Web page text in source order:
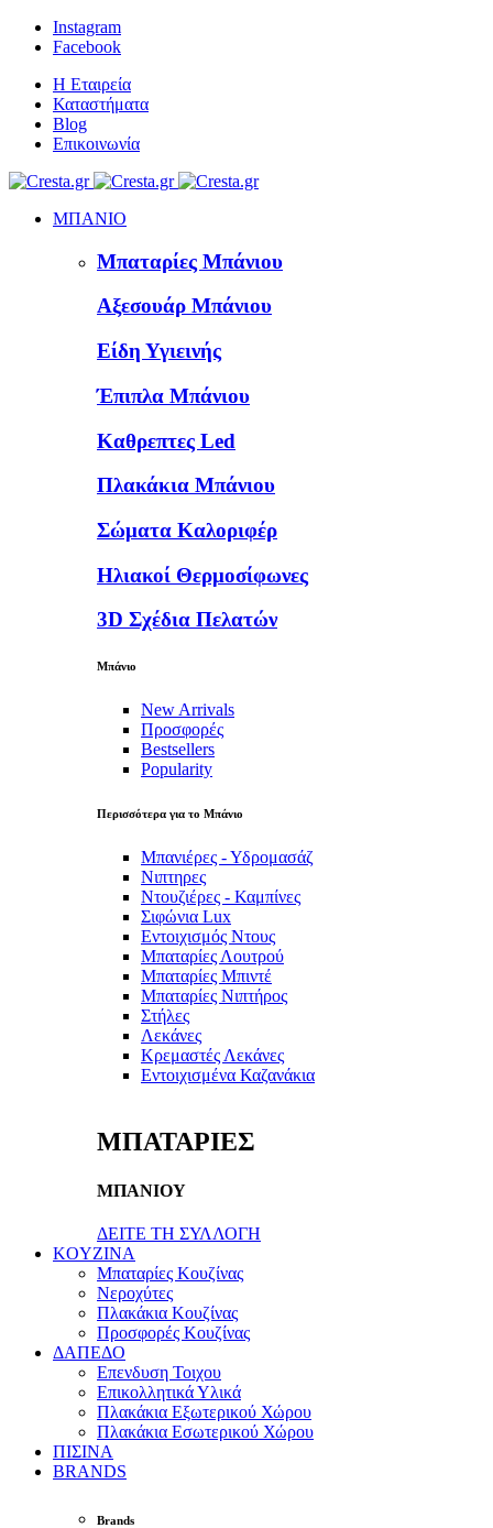
Instagram
Facebook
Η Εταιρεία
Καταστήματα
Blog
Επικοινωνία
ΜΠΑΝΙΟ
Μπαταρίες Μπάνιου
Αξεσουάρ Μπάνιου
Είδη Υγιεινής
Έπιπλα Μπάνιου
Καθρεπτες Led
Πλακάκια Μπάνιου
Σώματα Καλοριφέρ
Ηλιακοί Θερμοσίφωνες
3D Σχέδια Πελατών
Μπάνιο
New Arrivals
Προσφορές
Bestsellers
Popularity
Περισσότερα για το Μπάνιο
Μπανιέρες - Υδρομασάζ
Νιπτηρες
Ντουζιέρες - Καμπίνες
Σιφώνια Lux
Εντοιχισμός Ντους
Μπαταρίες Λουτρού
Μπαταρίες Μπιντέ
Μπαταρίες Νιπτήρος
Στήλες
Λεκάνες
Κρεμαστές Λεκάνες
Εντοιχισμένα Καζανάκια
ΜΠΑΤΑΡΙΕΣ
ΜΠΑΝΙΟΥ
ΔΕΙΤΕ ΤΗ ΣΥΛΛΟΓΗ
KOYZINA
Μπαταρίες Κουζίνας
Νεροχύτες
Πλακάκια Κουζίνας
Προσφορές Κουζίνας
ΔΑΠΕΔΟ
Επενδυση Τοιχου
Επικολλητικά Υλικά
Πλακάκια Εξωτερικού Χώρου
Πλακάκια Εσωτερικού Χώρου
ΠΙΣΙΝΑ
BRANDS
Brands